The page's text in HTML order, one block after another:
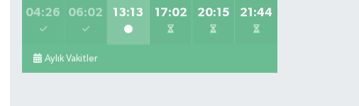
04:26 06:02 13:13 17:02 20:15 21:44
Aylık Vakitler